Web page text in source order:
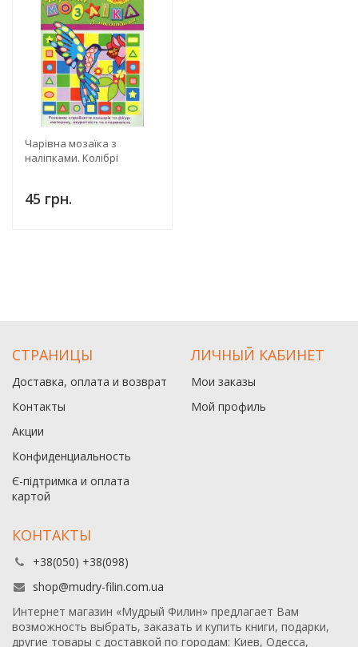
Чарівна мозаїка з
наліпками. Колібрі
45 грн.
СТРАНИЦЫ
Доставка, оплата и возврат
Контакты
Акции
Конфиденциальность
Є-підтримка и оплата
картой
ЛИЧНЫЙ КАБИНЕТ
Мои заказы
Мой профиль
КОНТАКТЫ
+38(050) +38(098)
shop@mudry-filin.com.ua
Интернет магазин «Мудрый Филин» предлагает Вам
возможность выбрать, заказать и купить книги, подарки,
другие товары с доставкой по городам: Киев, Одесса,